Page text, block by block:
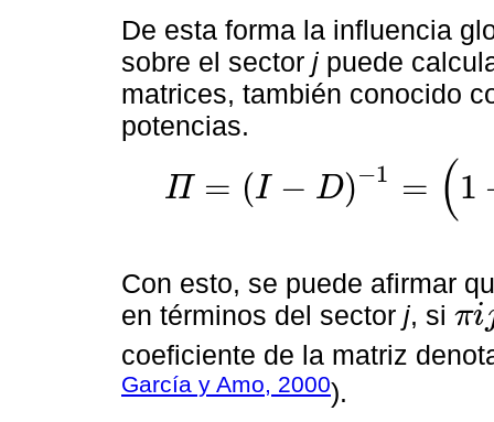
De esta forma la influencia
sobre el sector j puede
matrices, también conocido
potencias.
Π = (I − D)−1 = (1
Π=(I D)-1 1 +D D2+ D3+…+
Con esto, se puede afirmar
en términos del sector j, si πi
πij ≠0
coeficiente de la matriz
García y Amo, 2000).